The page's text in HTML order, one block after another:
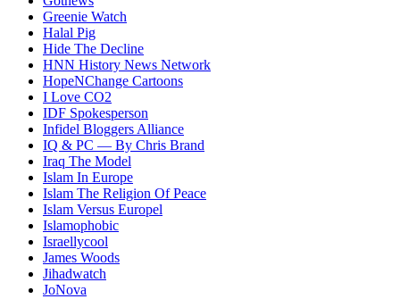
Greenie Watch
Halal Pig
Hide The Decline
HNN History News Network
HopeNChange Cartoons
I Love CO2
IDF Spokesperson
Infidel Bloggers Alliance
IQ & PC — By Chris Brand
Iraq The Model
Islam In Europe
Islam The Religion Of Peace
Islam Versus Europel
Islamophobic
Israellycool
James Woods
Jihadwatch
JoNova